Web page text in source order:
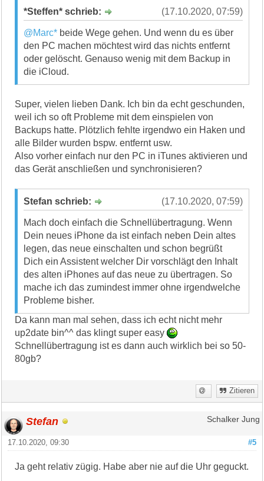
(17.10.2020, 07:59)
*Steffen* schrieb:
@Marc* beide Wege gehen. Und wenn du es über
den PC machen möchtest wird das nichts entfernt
oder gelöscht. Genauso wenig mit dem Backup in
die iCloud.
Super, vielen lieben Dank. Ich bin da echt geschunden,
weil ich so oft Probleme mit dem einspielen von
Backups hatte. Plötzlich fehlte irgendwo ein Haken und
alle Bilder wurden bspw. entfernt usw.
Also vorher einfach nur den PC in iTunes aktivieren und
das Gerät anschließen und synchronisieren?
(17.10.2020, 07:59)
Stefan schrieb:
Mach doch einfach die Schnellübertragung. Wenn
Dein neues iPhone da ist einfach neben Dein altes
legen, das neue einschalten und schon begrüßt
Dich ein Assistent welcher Dir vorschlägt den Inhalt
des alten iPhones auf das neue zu übertragen. So
mache ich das zumindest immer ohne irgendwelche
Probleme bisher.
Da kann man mal sehen, dass ich echt nicht mehr
up2date bin^^ das klingt super easy
Schnellübertragung ist es dann auch wirklich bei so 50-
80gb?
Zitieren
Stefan Schalker Jung
#5
17.10.2020, 09:30
Ja geht relativ zügig. Habe aber nie auf die Uhr geguckt.